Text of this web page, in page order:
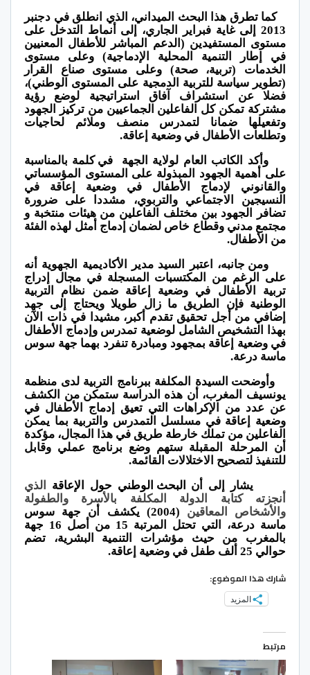
كما تطرق هذا البحث الميداني، الذي انطلق في دجنبر
2013 إلى غاية فبراير الجاري، إلى أنماط التدخل على
مستوى المستفيدين (الدعم المباشر للأطفال المعنيين
في إطار التنمية المحلية الإدماجية) وعلى مستوى
الخدمات (تربية، صحة) وعلى مستوى صناع القرار
(تطوير سياسة للتربية الدمجية على المستوى الوطني)،
فضلا عن استشراف آفاق استراتيجية لوضع رؤية
مشتركة تمكن كل الفاعلين الجماعيين من تركيز الجهود
وتفعيلها ضمانا لتمدرس منصف وملائم لحاجيات
وتطلعات الأطفال في وضعية إعاقة.
وأكد الكاتب العام لولاية الجهة
في كلمة بالمناسبة
على أهمية الجهود المبذولة على المستوى المؤسساتي
والقانوني لإدماج الأطفال في وضعية إعاقة في
النسيجين الاجتماعي والتربوي، مشددا على ضرورة
تضافر الجهود بين مختلف الفاعلين من هيئات منتخبة و
مجتمع مدني وقطاع خاص لضمان إدماج أمثل لهذه الفئة
من الأطفال.
ومن جانبه، اعتبر السيد مدير الأكاديمية الجهوية أنه
على الرغم من المكتسبات المسجلة في مجال إدراج
تربية الأطفال في وضعية إعاقة ضمن نظام التربية
الوطنية فإن الطريق ما زال طويلا ويحتاج إلى جهد
إضافي من أجل تحقيق تقدم أكبر، مشيدا في ذات الآن
بهذا التشخيص الشامل لوضعية تمدرس وإدماج الأطفال
في وضعية إعاقة بمجهود ومبادرة تنفرد بهما جهة سوس
ماسة درعة.
وأوضحت السيدة المكلفة ببرنامج التربية لدى منظمة
يونسيف المغرب، أن هذه الدراسة ستمكن من الكشف
عن عدد من الإكراهات التي تعيق إدماج الأطفال في
وضعية إعاقة في مسلسل التمدرس والتربية بما يمكن
الفاعلين من تملك خارطة طريق في هذا المجال، مؤكدة
أن المرحلة المقبلة ستهم وضع برنامج عملي وقابل
للتنفيذ لتصحيح الاختلالات القائمة.
يشار إلى أن
البحث الوطني حول الإعاقة
الذي
أنجزته كتابة الدولة المكلفة بالأسرة والطفولة
والأشخاص المعاقين
(2004) يكشف أن جهة سوس
ماسة درعة، التي تحتل المرتبة 15 من أصل 16 جهة
بالمغرب من حيث مؤشرات التنمية البشرية، تضم
حوالي 25 ألف طفل في وضعية إعاقة.
شارك هذا الموضوع:
المزيد
مرتبط